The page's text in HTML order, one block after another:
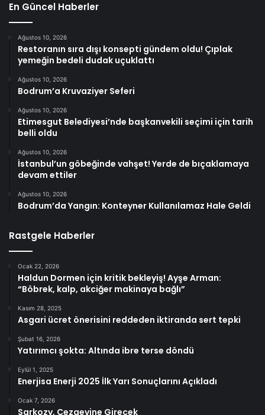
En Güncel Haberler
Ağustos 10, 2026
Restoranın sıra dışı konsepti gündem oldu! Çıplak
yemeğin bedeli dudak uçuklattı
Ağustos 10, 2026
Bodrum’a Kruvaziyer Seferi
Ağustos 10, 2026
Etimesgut Belediyesi’nde başkanvekili seçimi için tarih
belli oldu
Ağustos 10, 2026
İstanbul’un göbeğinde vahşet! Yerde de bıçaklamaya
devam ettiler
Ağustos 10, 2026
Bodrum’da Yangın: Konteyner Kullanılamaz Hale Geldi
Rastgele Haberler
Ocak 22, 2026
Haldun Dormen için kritik bekleyiş! Ayşe Arman:
“Böbrek, kalp, akciğer makinaya bağlı”
Kasım 28, 2025
Asgari ücret önerisini reddeden iktiranda sert tepki
Şubat 16, 2026
Yatırımcı şokta: Altında ibre terse döndü
Eylül 1, 2025
Enerjisa Enerji 2025 İlk Yarı Sonuçlarını Açıkladı
Ocak 7, 2026
Sarkozy, Cezaevine Girecek